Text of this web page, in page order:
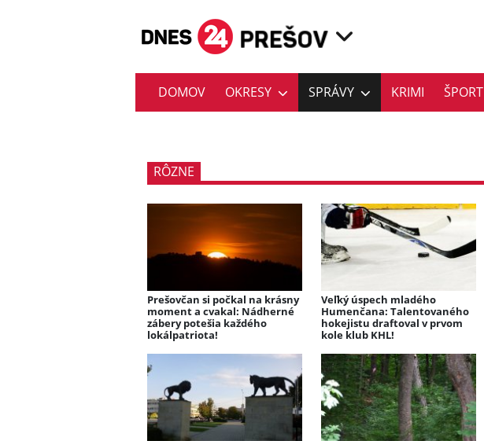
DOMOV OKRESY SPRÁVY KRIMI ŠPORT
RÔZNE
Prešovčan si počkal na krásny
moment a cvakal: Nádherné
zábery potešia každého
lokálpatriota!
Veľký úspech mladého
Humenčana: Talentovaného
hokejistu draftoval v prvom
kole klub KHL!